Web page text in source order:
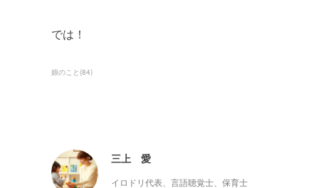
では！
娘のこと (84)
三上 愛
イロドリ代表、言語聴覚士、保育士